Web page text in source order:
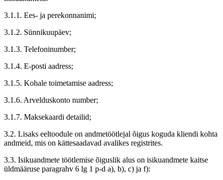
3.1.1. Ees- ja perekonnanimi;
3.1.2. Sünnikuupäev;
3.1.3. Telefoninumber;
3.1.4. E-posti aadress;
3.1.5. Kohale toimetamise aadress;
3.1.6. Arvelduskonto number;
3.1.7. Maksekaardi detailid;
3.2. Lisaks eeltoodule on andmetöötlejal õigus koguda kliendi kohta
andmeid, mis on kättesaadavad avalikes registrites.
3.3. Isikuandmete töötlemise õiguslik alus on isikuandmete kaitse
üldmääruse paragrahv 6 lg 1 p-d a), b), c) ja f):